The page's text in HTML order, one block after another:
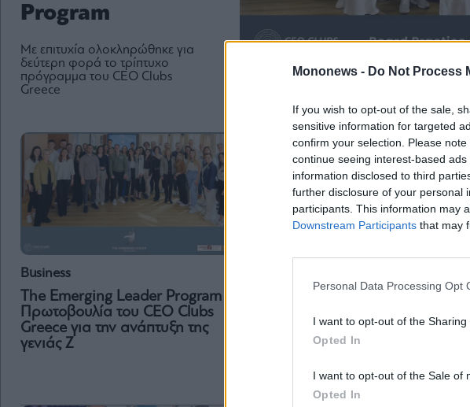
Mononews - Do Not Process
If you wish to opt-out of the sale,
sensitive information for targeted
confirm your selection. Please
continue seeing interest-based
information disclosed to third
further disclosure of your personal
participants. This information may
Downstream Participants that may
Personal Data Processing Opt
I want to opt-out of the Sharing
Opted In
I want to opt-out of the Sale of
Opted In
Program
Με επιτυχία ολοκληρώθηκε για
δεύτερη φορά το τρίπτυχο
πρόγραμμα του CEO Clubs
Greece
Business
The Emerging Leader Program –
Πρωτοβουλία του CEO Clubs
Greece για την ανάπτυξη της
γενιάς Z
CEO Clubs Greece: Αποκλειστική
συνεργασία με το CEO Clubs
αναπτυσσόμενες αγορές